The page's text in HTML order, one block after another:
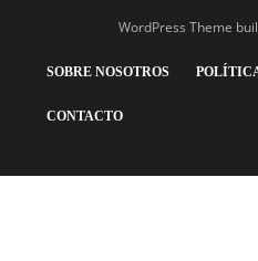
WordPress Theme
SOBRE NOSOTROS
CONTACTO